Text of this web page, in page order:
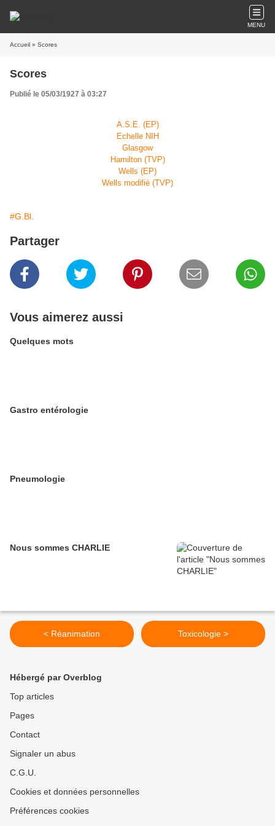
MENU
Accueil » Scores
Scores
Publié le 05/03/1927 à 03:27
A.S.E. (EP)
Echelle NIH
Glasgow
Hamilton (TVP)
Wells (EP)
Wells modifié (TVP)
#G.Bl.
Partager
Vous aimerez aussi
Quelques mots
Gastro entérologie
Pneumologie
Nous sommes CHARLIE
< Réanimation Toxicologie >
Hébergé par Overblog
Top articles
Pages
Contact
Signaler un abus
C.G.U.
Cookies et données personnelles
Préférences cookies